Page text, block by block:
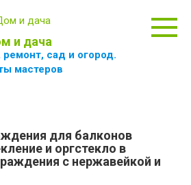
и дача
ремонт, сад и огород.
мастеров
для балконов
и оргстекло в
с нержавейкой и